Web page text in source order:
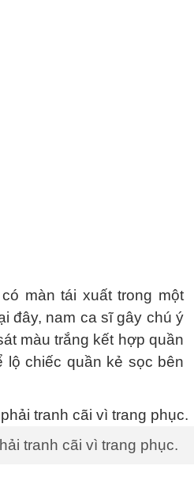
màn tái xuất trong một
đây, nam ca sĩ gây chú ý
màu trắng kết hợp quần
lộ chiếc quần kẻ sọc bên
tranh cãi vì trang phục.